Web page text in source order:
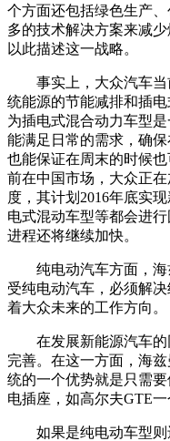
个方面还包括绿色生产
多的技术解决方案来减
以此描述这一战略。
事实上，大众汽车当
统能源的节能减排和插
为插电式混合动力车型
能满足日常的需求，确
也能保证在周末的时候
前在中国市场，大众正
度，其计划2016年底实
电式混动车型等都会进
进程还将继续加快。
纯电动汽车方面，海
受纯电动汽车，必须解
着大众未来的工作方向。
在发展新能源汽车的
完善。在这一方面，海
统的一个优势就是只需
电插座，如高尔夫GTE一
如果是纯电动车型则